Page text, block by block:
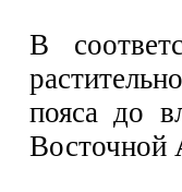
В
пояса до
Восточной